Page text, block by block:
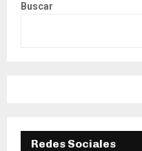
Buscar
Redes Sociales